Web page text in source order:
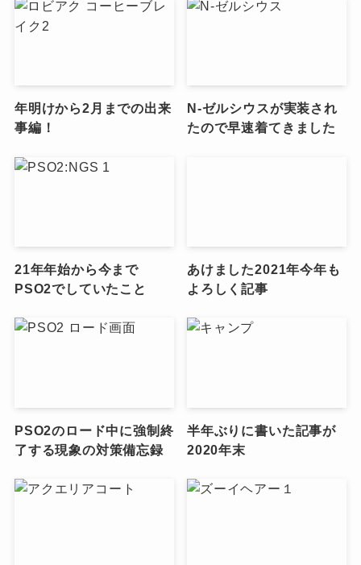
年明けから2月までの出来
事編！
N-ゼルシウスが実装され
たので早速着てきました
21年年始から今まで
PSO2でしていたこと
あけました2021年今年も
よろしく記事
PSO2のロード中に強制終
了する現象の対策備忘録
半年ぶりに書いた記事が
2020年末